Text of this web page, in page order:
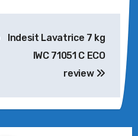
Indesit Lavatrice 7 kg
IWC 71051 C ECO
review